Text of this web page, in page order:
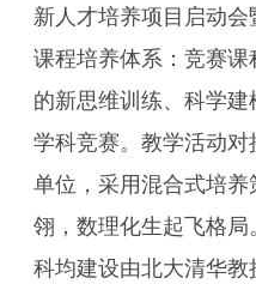
新人才培养项目启动会
课程培养体系：竞赛
的新思维训练、科学
学科竞赛。教学活动
单位，采用混合式培
翎，数理化生起飞格
科均建设由北大清华